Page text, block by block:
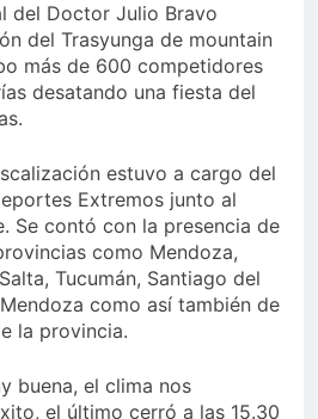
del Doctor Julio Bravo
del Trasyunga de mountain
más de 600 competidores
desatando una fiesta del
estuvo a cargo del
Extremos junto al
Se contó con la presencia de
como Mendoza,
Tucumán, Santiago del
como así también de
la provincia.
buena, el clima nos
el último cerró a las 15.30